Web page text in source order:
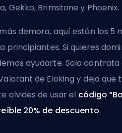
Gekko, Brimstone y Phoenix.
demora, aquí están los 5
principiantes. Si quieres
ayudarte. Solo contrata
de Eloking y deja que
olvides de usar el código
20% de descuento.